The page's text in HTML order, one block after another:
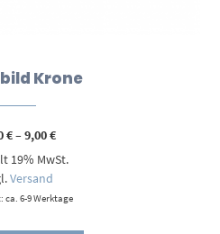
Krone
€–9,00€Preisspanne:
bis
19% MwSt.
Versand
ca. 6-9 Werktage